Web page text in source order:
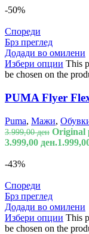
-50%
Спореди
Брз преглед
Додади во омилени
Избери опции This
be chosen on the
PUMA Flyer
Puma, Мажи,
3.999,00ден Original
3.999,00 ден.
-43%
Спореди
Брз преглед
Додади во омилени
Избери опции This
be chosen on the